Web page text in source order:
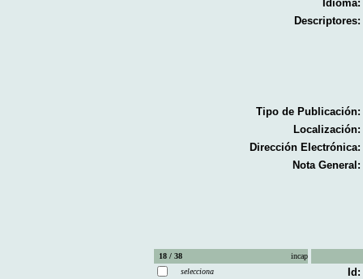
Idioma:
Descriptores:
Tipo de Publicación:
Localización:
Dirección Electrónica:
Nota General:
18 / 38
incap
selecciona
Id: